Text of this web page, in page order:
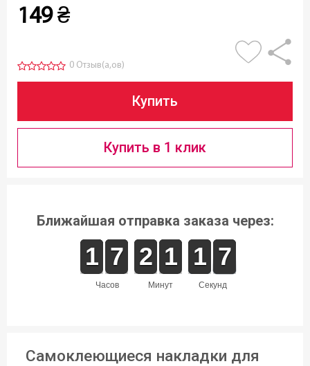
149 ₴
0 Отзыв(а,ов)
Купить
Купить в 1 клик
Ближайшая отправка заказа через:
часов
1
1
1
1 6
6
7
7
минут
1
1
2
2 1
1
1
1
секунд
2
1
1 7
7
6
Самоклеющиеся накладки для